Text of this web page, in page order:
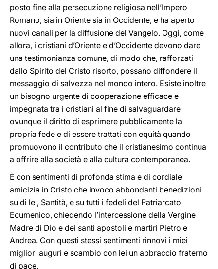
posto fine alla persecuzione religiosa nell’Impero
Romano, sia in Oriente sia in Occidente, e ha aperto
nuovi canali per la diffusione del Vangelo. Oggi, come
allora, i cristiani d’Oriente e d’Occidente devono dare
una testimonianza comune, di modo che, rafforzati
dallo Spirito del Cristo risorto, possano diffondere il
messaggio di salvezza nel mondo intero. Esiste inoltre
un bisogno urgente di cooperazione efficace e
impegnata tra i cristiani al fine di salvaguardare
ovunque il diritto di esprimere pubblicamente la
propria fede e di essere trattati con equità quando
promuovono il contributo che il cristianesimo continua
a offrire alla società e alla cultura contemporanea.
È con sentimenti di profonda stima e di cordiale
amicizia in Cristo che invoco abbondanti benedizioni
su di lei, Santità, e su tutti i fedeli del Patriarcato
Ecumenico, chiedendo l’intercessione della Vergine
Madre di Dio e dei santi apostoli e martiri Pietro e
Andrea. Con questi stessi sentimenti rinnovi i miei
migliori auguri e scambio con lei un abbraccio fraterno
di pace.